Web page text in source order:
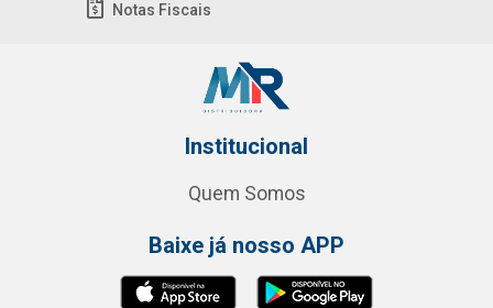
Notas Fiscais
Institucional
Quem Somos
Baixe já nosso APP